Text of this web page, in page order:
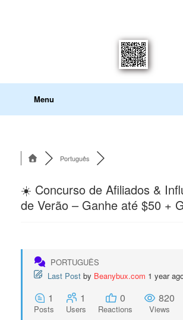
Menu
Português
☀️ Concurso de Afiliados &
de Verão – Ganhe até $50 +
PORTUGUÊS
Last Post by Beanybux.com 1 year
1
Posts
1
Users
0
Reactions
820
Views